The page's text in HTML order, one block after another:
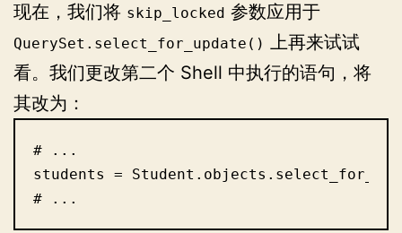
现在，我们将 skip_locked 参数应用于
QuerySet.select_for_update() 上再来试试
看。我们更改第二个 Shell 中执行的语句，将
其改为：
# ...
students =
# ...